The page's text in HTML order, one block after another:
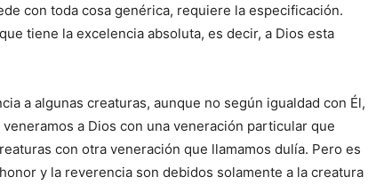
con toda cosa genérica, requiere la especificación.
tiene la excelencia absoluta, es decir, a Dios esta
a algunas creaturas, aunque no según igualdad con Él,
a Dios con una veneración particular que
con otra veneración que llamamos dulía. Pero es
y la reverencia son debidos solamente a la creatura